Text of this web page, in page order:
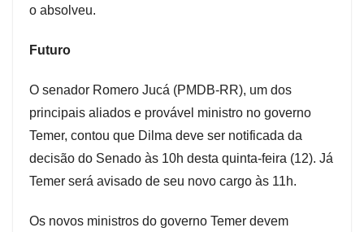
o absolveu.
Futuro
O senador Romero Jucá (PMDB-RR), um dos
principais aliados e provável ministro no governo
Temer, contou que Dilma deve ser notificada da
decisão do Senado às 10h desta quinta-feira (12). Já
Temer será avisado de seu novo cargo às 11h.
Os novos ministros do governo Temer devem